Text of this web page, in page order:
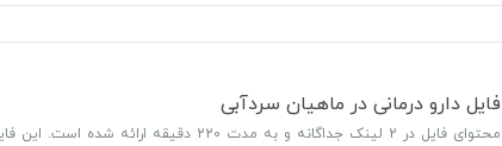
فایل دارو درمانی در ماهیان سردآبی
محتوای فایل در 2 لینک جداگانه و به مدت 220 دقیقه